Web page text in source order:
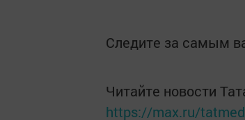
Следите за самым
Читайте новости
https://max.ru/